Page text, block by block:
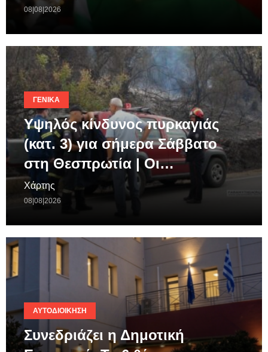
08|08|2026
ΓΕΝΙΚΆ
Υψηλός κίνδυνος πυρκαγιάς
(κατ. 3) για σήμερα Σάββατο
στη Θεσπρωτία | Οι…
Χάρτης
08|08|2026
ΑΥΤΟΔΙΟΊΚΗΣΗ
Συνεδριάζει η Δημοτική